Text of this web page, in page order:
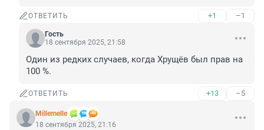
ОТВЕТИТЬ +1 –1
Гость
18 сентября 2025, 21:58
Один из редких случаев, когда Хрущёв был прав на
100 %.
ОТВЕТИТЬ +13 –5
Мillemelle
18 сентября 2025, 21:16